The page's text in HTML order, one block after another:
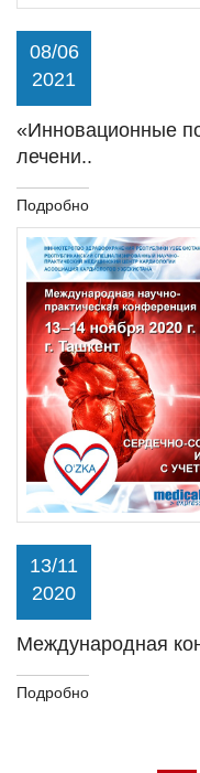
08/06
2021
«Инновационные
лечени..
Подробно
13/11
2020
Международная
Подробно